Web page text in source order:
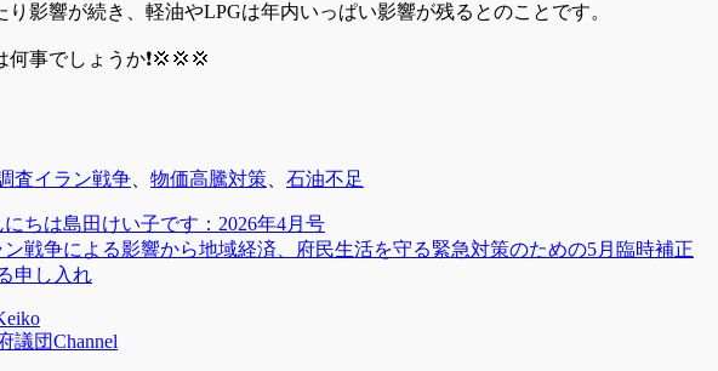
影響が続き、軽油やLPGは年内いっぱい影響が残るとのことです。
事でしょうか❗️💢💢💢
査タ
イラン戦争 物価高騰対策 石油不足
にちは島田けい子です：2026年4月号
ン戦争による影響から地域経済、府民生活を守る緊急対策のための5月臨時補正
申し入れ
議団Channel